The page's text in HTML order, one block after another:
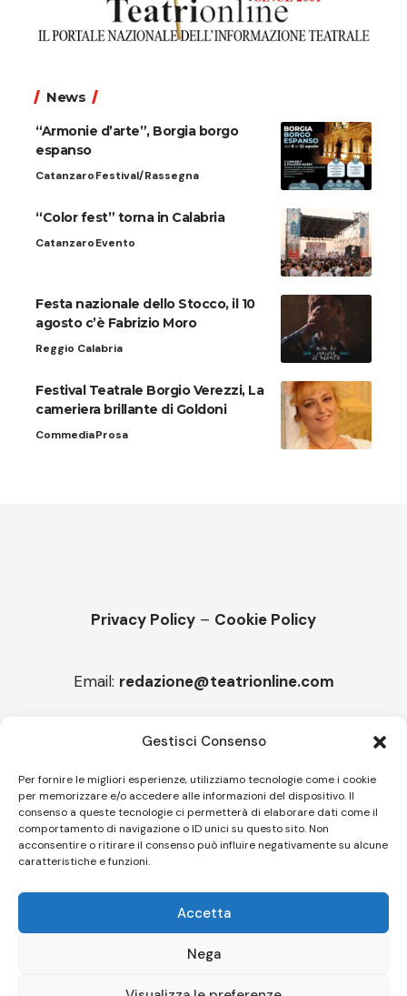
Gestisci Consenso
Per fornire le migliori esperienze, utilizziamo tecnologie come i cookie
per memorizzare e/o accedere alle informazioni del dispositivo. Il
consenso a queste tecnologie ci permetterà di elaborare dati come il
comportamento di navigazione o ID unici su questo sito. Non
acconsentire o ritirare il consenso può influire negativamente su alcune
caratteristiche e funzioni.
Accetta
Nega
News
“Armonie d’arte”, Borgia borgo
espanso
CatanzaroFestival/Rassegna
“Color fest” torna in Calabria
CatanzaroEvento
Festa nazionale dello Stocco, il 10
agosto c’è Fabrizio Moro
Reggio Calabria
Festival Teatrale Borgio Verezzi, La
cameriera brillante di Goldoni
CommediaProsa
Privacy Policy – Cookie Policy
Email: redazione@teatrionline.com
“Color fest” torna in Calabria
Firenze - SEO BY SIMONE ROMPIETTI SR WEB